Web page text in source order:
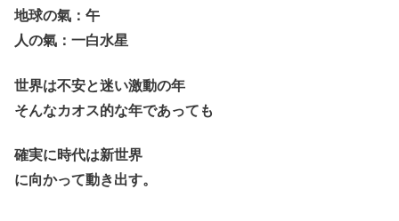
地球の氣：午
人の氣：一白水星
世界は不安と迷い激動の年
そんなカオス的な年であっても
確実に時代は新世界
に向かって動き出す。